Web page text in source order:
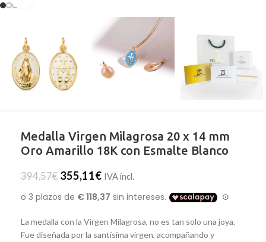
Medalla Virgen Milagrosa 20 x 14 mm
Oro Amarillo 18K con Esmalte Blanco
394,57€ 355,11€ IVA incl.
La medalla con la Virgen Milagrosa, no es tan solo una joya.
Fue diseñada por la santísima virgen, acompañando y